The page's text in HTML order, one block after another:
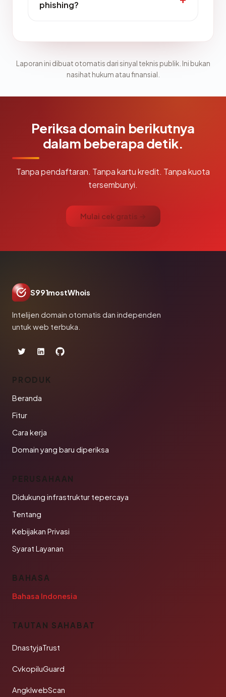
phishing?
Laporan ini dibuat otomatis dari sinyal teknis publik. Ini bukan
nasihat hukum atau finansial.
Periksa domain berikutnya
dalam beberapa detik.
Tanpa pendaftaran. Tanpa kartu kredit. Tanpa kuota
tersembunyi.
Mulai cek gratis →
S991mostWhois
Intelijen domain otomatis dan independen
untuk web terbuka.
PRODUK
Beranda
Fitur
Cara kerja
Domain yang baru diperiksa
PERUSAHAAN
Didukung infrastruktur tepercaya
Tentang
Kebijakan Privasi
Syarat Layanan
BAHASA
Bahasa Indonesia
TAUTAN SAHABAT
DnastyjaTrust
CvkopiluGuard
AngklwebScan